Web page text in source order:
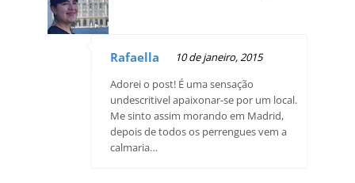
Rafaella
10 de janeiro, 2015
Adorei o post! É uma sensação
undescritivel apaixonar-se por um local.
Me sinto assim morando em Madrid,
depois de todos os perrengues vem a
calmaria…